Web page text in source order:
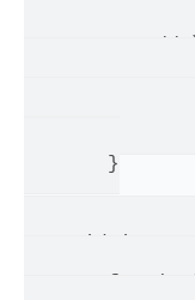
       }
void